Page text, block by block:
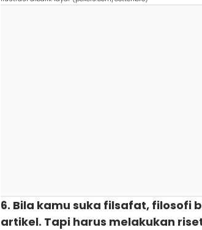
6. Bila kamu suka filsafat, filosofi
artikel. Tapi harus melakukan